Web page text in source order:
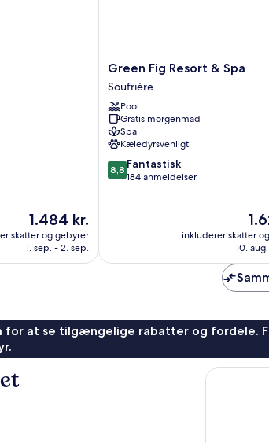
Prisen
er
1.484 kr.
1.484 kr.
skatter og gebyrer
1. sep. - 2. sep.
Green
Fig
Resort
&
Spa
Soufrière
Green Fig Resort & Spa
Soufrière
Pool
Gratis morgenmad
Spa
Kæledyrsvenligt
8.8
ud
8,8 Fantastisk
184 anmeldelser
inkluderer skatter
10.
for at se tilgængelige rabatter og fordele.